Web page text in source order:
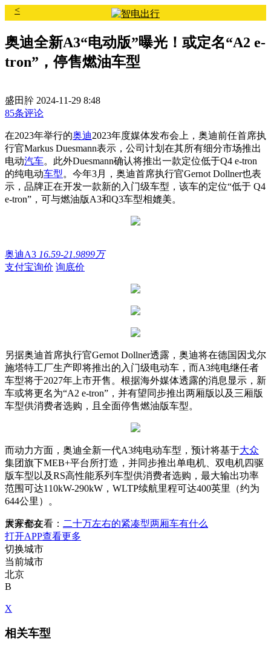
<
奥迪全新A3“电动版”曝光！或定名“A2 e-
tron”，停售燃油车型
盛田肸 2024-11-29 8:48
85条评论
在2023年举行的奥迪2023年度媒体发布会上，奥迪前任首席执
行官Markus Duesmann表示，公司计划在其所有细分市场推出
电动汽车。此外Duesmann确认将推出一款定位低于Q4 e-tron
的纯电动车型。今年3月，奥迪首席执行官Gernot Dollner也表
示，品牌正在开发一款新的入门级车型，该车的定位“低于 Q4
e-tron”，可与燃油版A3和Q3车型相媲美。
奥迪A3 16.59-21.9899万
支付宝询价 询底价
另据奥迪首席执行官Gernot Dollner透露，奥迪将在德国因戈尔
施塔特工厂生产即将推出的入门级电动车，而A3纯电继任者
车型将于2027年上市开售。根据海外媒体透露的消息显示，新
车或将更名为“A2 e-tron”，并有望同步推出两厢版以及三厢版
车型供消费者选购，且全面停售燃油版车型。
而动力方面，奥迪全新一代A3纯电动车型，预计将基于大众
集团旗下MEB+平台所打造，并同步推出单电机、双电机四驱
版车型以及RS高性能系列车型供消费者选购，最大输出功率
范围可达110kW-290kW，WLTP续航里程可达400英里（约为
644公里）。
大家都在看： 二十万左右的紧凑型两厢车有什么
展开全文
打开APP查看更多
切换城市
当前城市
北京
B
X
相关车型